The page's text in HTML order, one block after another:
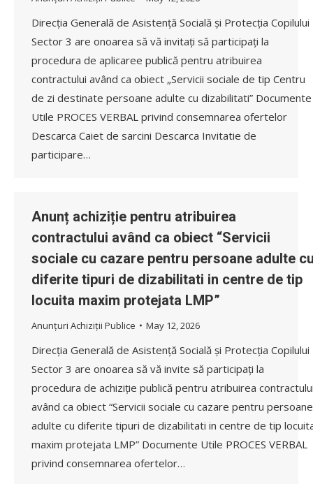
Direcția Generală de Asistență Socială și Protecția Copilului
Sector 3 are onoarea să vă invitați să participați la
procedura de aplicaree publică pentru atribuirea
contractului având ca obiect „Servicii sociale de tip Centru
de zi destinate persoane adulte cu dizabilitati” Documente
Utile PROCES VERBAL privind consemnarea ofertelor
Descarca Caiet de sarcini Descarca Invitatie de
participare…
Anunț achiziție pentru atribuirea
contractului având ca obiect “Servicii
sociale cu cazare pentru persoane adulte
diferite tipuri de dizabilitati in centre de tip
locuita maxim protejata LMP”
Anunțuri Achiziții Publice May 12, 2026
Direcția Generală de Asistență Socială și Protecția Copilului
Sector 3 are onoarea să vă invite să participați la
procedura de achiziție publică pentru atribuirea
având ca obiect “Servicii sociale cu cazare pentru persoane
adulte cu diferite tipuri de dizabilitati in centre de tip
maxim protejata LMP” Documente Utile PROCES VERBAL
privind consemnarea ofertelor…